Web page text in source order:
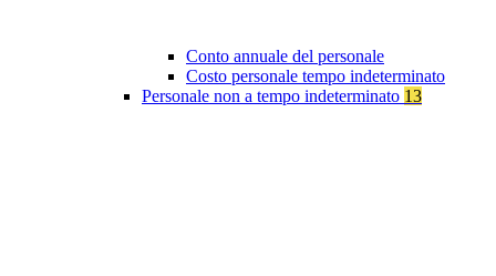
Conto annuale del personale
Costo personale tempo indeterminato
Personale non a tempo indeterminato 13